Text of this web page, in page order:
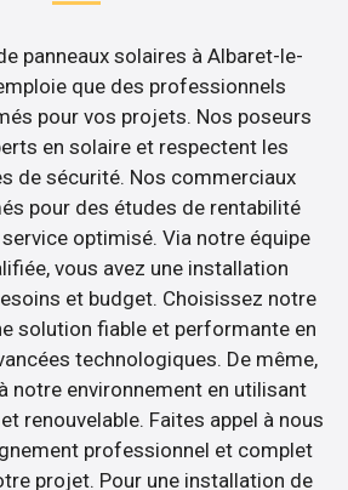
panneaux solaires à Albaret-le-
que des professionnels
pour vos projets. Nos poseurs
en solaire et respectent les
de sécurité. Nos commerciaux
pour des études de rentabilité
optimisé. Via notre équipe
vous avez une installation
et budget. Choisissez notre
solution fiable et performante en
technologiques. De même,
notre environnement en utilisant
renouvelable. Faites appel à nous
professionnel et complet
projet. Pour une installation de